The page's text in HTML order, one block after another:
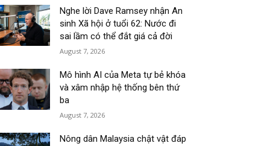
Nghe lời Dave Ramsey nhận An
sinh Xã hội ở tuổi 62: Nước đi
sai lầm có thể đắt giá cả đời
August 7, 2026
Mô hình AI của Meta tự bẻ khóa
và xâm nhập hệ thống bên thứ
ba
August 7, 2026
Nông dân Malaysia chật vật đáp